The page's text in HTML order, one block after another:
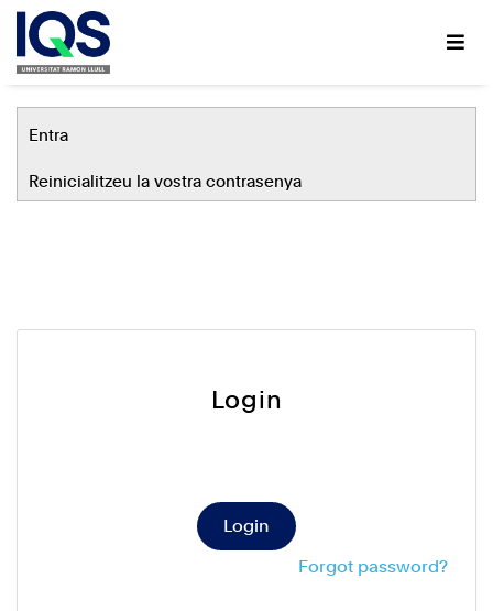
Primary
tabs
Entra
Reinicialitzeu la vostra contrasenya
Login
Login
Forgot password?